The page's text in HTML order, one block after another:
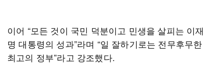
이어 “모든 것이 국민 덕분이고 민생을 살피는 이재
명 대통령의 성과”라며 “일 잘하기로는 전무후무한
최고의 정부”라고 강조했다.